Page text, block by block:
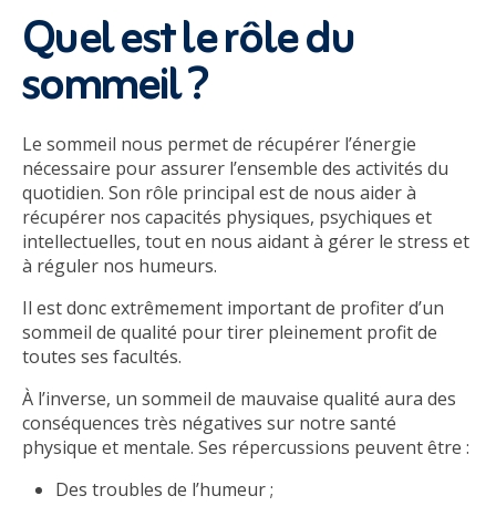
Quel est le rôle du
sommeil ?
Le sommeil nous permet de récupérer l’énergie
nécessaire pour assurer l’ensemble des activités du
quotidien. Son rôle principal est de nous aider à
récupérer nos capacités physiques, psychiques et
intellectuelles, tout en nous aidant à gérer le stress et
à réguler nos humeurs.
Il est donc extrêmement important de profiter d’un
sommeil de qualité pour tirer pleinement profit de
toutes ses facultés.
À l’inverse, un sommeil de mauvaise qualité aura des
conséquences très négatives sur notre santé
physique et mentale. Ses répercussions peuvent être :
Des troubles de l’humeur ;